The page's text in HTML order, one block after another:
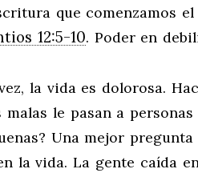
que comenzamos
12:5-10. Poder en
la vida es dolorosa.
le pasan a
Una mejor
la vida. La gente caída